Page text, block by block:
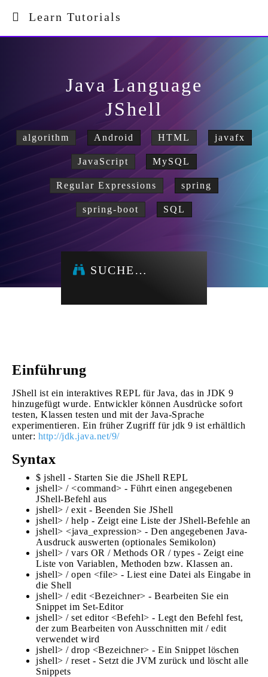
Learn Tutorials
Java Language
JShell
algorithm Android HTML javafx
JavaScript MySQL
Regular Expressions spring
spring-boot SQL
SUCHE…
Einführung
JShell ist ein interaktives REPL für Java, das in JDK 9
hinzugefügt wurde. Entwickler können Ausdrücke sofort
testen, Klassen testen und mit der Java-Sprache
experimentieren. Ein früher Zugriff für jdk 9 ist erhältlich
unter: http://jdk.java.net/9/
Syntax
$ jshell - Starten Sie die JShell REPL
jshell> / <command> - Führt einen angegebenen
JShell-Befehl aus
jshell> / exit - Beenden Sie JShell
jshell> / help - Zeigt eine Liste der JShell-Befehle an
jshell> <java_expression> - Den angegebenen Java-
Ausdruck auswerten (optionales Semikolon)
jshell> / vars OR / Methods OR / types - Zeigt eine
Liste von Variablen, Methoden bzw. Klassen an.
jshell> / open <file> - Liest eine Datei als Eingabe in
die Shell
jshell> / edit <Bezeichner> - Bearbeiten Sie ein
Snippet im Set-Editor
jshell> / set editor <Befehl> - Legt den Befehl fest,
der zum Bearbeiten von Ausschnitten mit / edit
verwendet wird
jshell> / drop <Bezeichner> - Ein Snippet löschen
jshell> / reset - Setzt die JVM zurück und löscht alle
Snippets